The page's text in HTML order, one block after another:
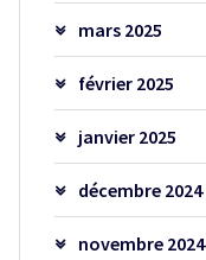
mars 2025
février 2025
janvier 2025
décembre 2024
novembre 2024